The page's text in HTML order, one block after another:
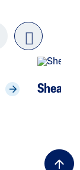
next
Shea